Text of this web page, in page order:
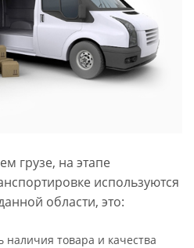
грузе, на этапе
используются
области, это:
наличия товара и качества